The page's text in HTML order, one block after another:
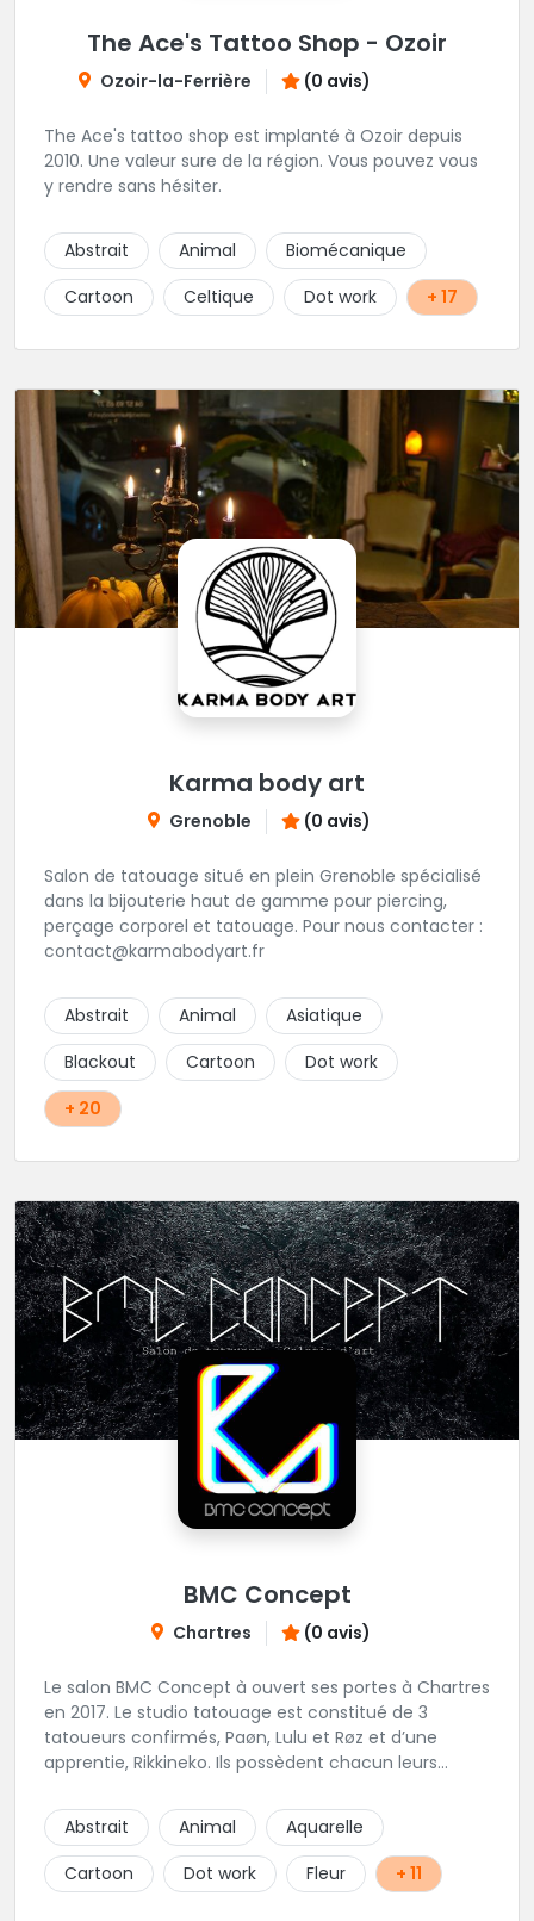
The Ace's Tattoo Shop - Ozoir
Ozoir-la-Ferrière (0 avis)
The Ace's tattoo shop est implanté à Ozoir depuis
2010. Une valeur sure de la région. Vous pouvez vous
y rendre sans hésiter.
Abstrait Animal
Biomécanique
Cartoon
Celtique Dot work + 17
Karma body art
Grenoble (0 avis)
Salon de tatouage situé en plein Grenoble spécialisé
dans la bijouterie haut de gamme pour piercing,
perçage corporel et tatouage. Pour nous contacter :
contact@karmabodyart.fr
Abstrait Animal
Asiatique
Blackout
Cartoon
Dot work
+ 20
BMC Concept
Chartres (0 avis)
Le salon BMC Concept à ouvert ses portes à Chartres
en 2017. Le studio tatouage est constitué de 3
tatoueurs confirmés, Paøn, Lulu et Røz et d’une
apprentie, Rikkineko. Ils possèdent chacun leurs
souhaitant se faire tatouer de pouvoir construire un
projet entièrement personnalisé. Une pierceuse est
présente en Guest environ une semaine par mois au
salon.
Abstrait Animal
Aquarelle
Cartoon
Dot work Fleur + 11